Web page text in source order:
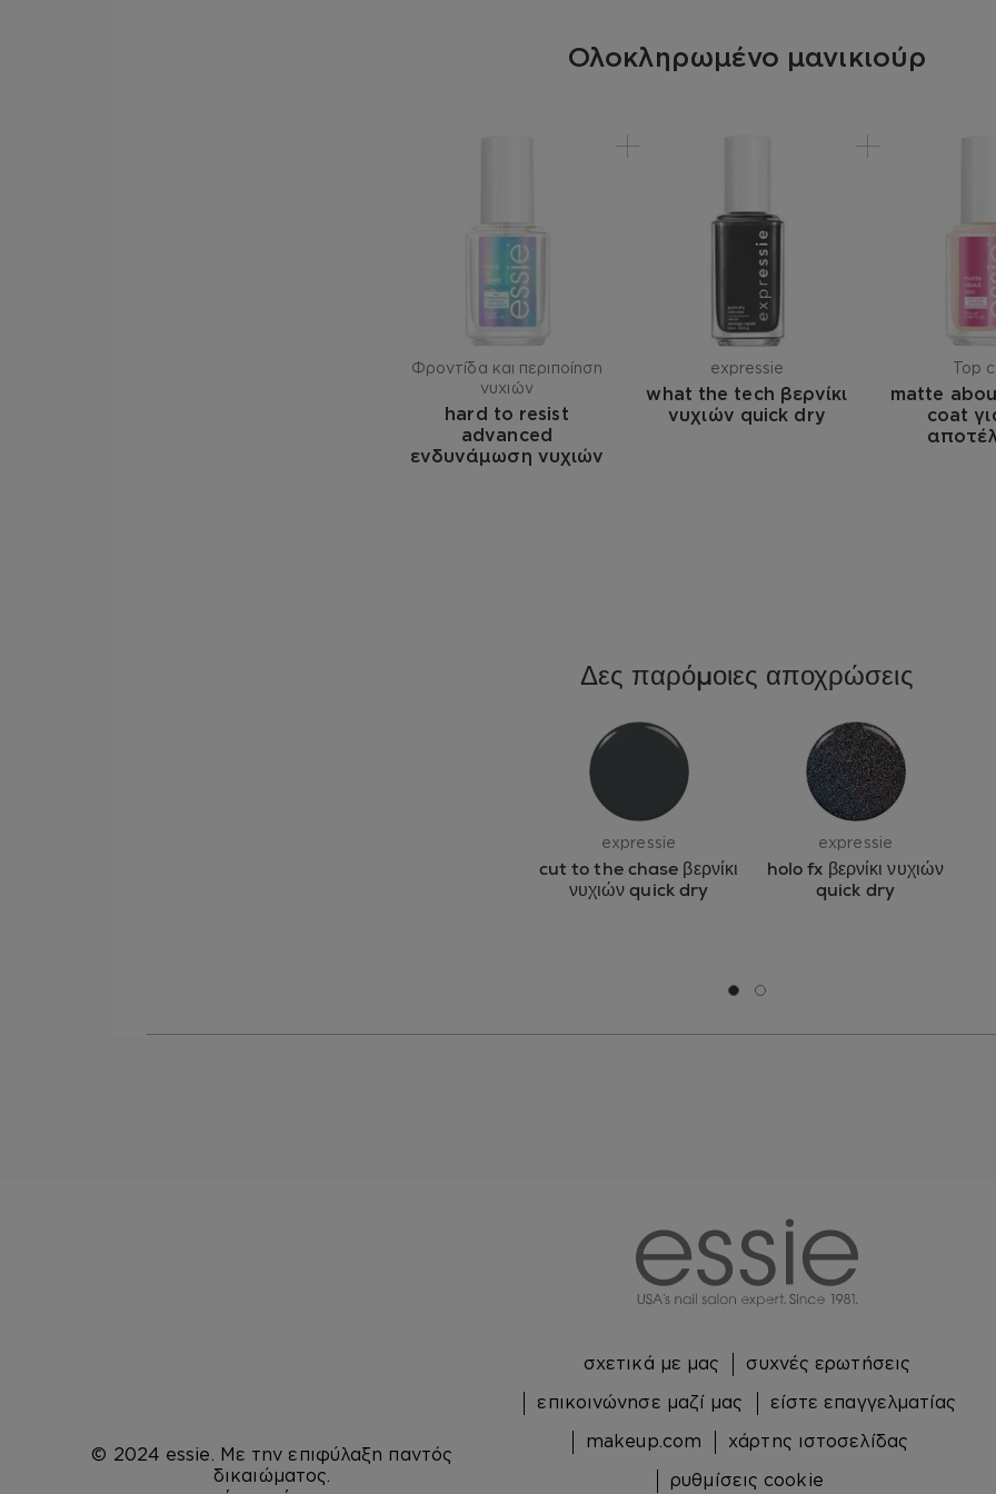
Ολοκληρωμένο μανικιούρ
Φροντίδα και περιποίηση
νυχιών
hard to resist
advanced
ενδυνάμωση νυχιών
expressie
what the tech βερνίκι
νυχιών quick dry
Top
matte
coat
Δες παρόμοιες αποχρώσεις
expressie
cut to the chase βερνίκι
νυχιών quick dry
expressie
holo fx βερνίκι νυχιών
quick dry
Μετάβαση σε διαφάνεια 0
Μετάβαση σε διαφάνεια 1
© 2024 essie. Με την επιφύλαξη παντός
δικαιώματος.
σχετικά με μας
συχνές ερωτήσεις
επικοινώνησε μαζί μας
είστε επαγγελματίας
makeup.com
χάρτης ιστοσελίδας
ρυθμίσεις cookie